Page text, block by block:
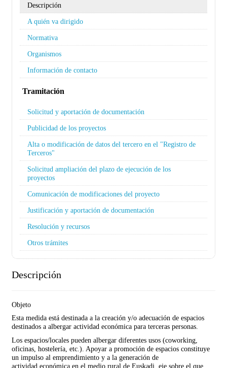
Descripción
A quién va dirigido
Normativa
Organismos
Información de contacto
Tramitación
Solicitud y aportación de documentación
Publicidad de los proyectos
Alta o modificación de datos del tercero en el "Registro de
Terceros"
Solicitud ampliación del plazo de ejecución de los
proyectos
Comunicación de modificaciones del proyecto
Justificación y aportación de documentación
Resolución y recursos
Otros trámites
Descripción
Objeto
Esta medida está destinada a la creación y/o adecuación de espacios
destinados a albergar actividad económica para terceras personas.
Los espacios/locales pueden albergar diferentes usos (coworking,
oficinas, hostelería, etc.). Apoyar a promoción de espacios constituye
un impulso al emprendimiento y a la generación de
actividad económica en el medio rural de Euskadi, eje sobre el que